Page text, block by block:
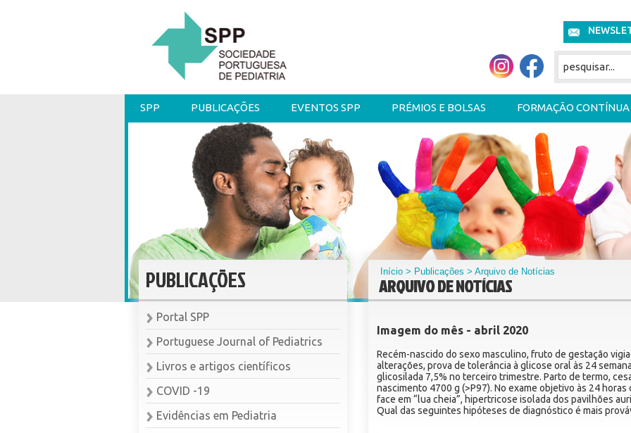
SPP PUBLICAÇÕES EVENTOS SPP PRÉMIOS E BOLSAS FORMAÇÃO CONTÍNUA
PUBLICAÇÕES
Portal SPP
Portuguese Journal of Pediatrics
Livros e artigos científicos
COVID -19
Evidências em Pediatria
Início > Publicações > Arquivo de Notícias
ARQUIVO DE NOTÍCIAS
Imagem do mês - abril 2020
Recém-nascido do sexo masculino, fruto de gestação
alterações, prova de tolerância à glicose oral às 24
glicosilada 7,5% no terceiro trimestre. Parto de termo,
nascimento 4700 g (>P97). No exame objetivo às 24
face em “lua cheia”, hipertricose isolada dos pavilhões
Qual das seguintes hipóteses de diagnóstico é mais